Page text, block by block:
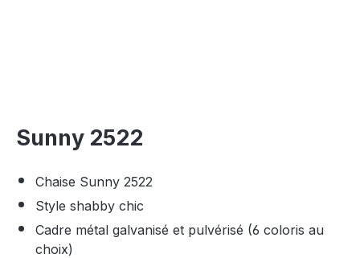
Sunny 2522
Chaise Sunny 2522
Style shabby chic
Cadre métal galvanisé et pulvérisé (6 coloris au
choix)